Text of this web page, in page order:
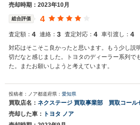
売却時期：2023年10月
総合評価 4
査定額： 4 連絡： 3 査定対応： 4 車引渡し： 4
対応はそこそこ良かったと思います。もう少し説
切だなと感じました。トヨタのディーラー系列で
た。またお願いしようと考えています。
投稿者：ノア都道府県： 愛知県
買取店名： ネクステージ 買取事業部 買取コール
売却した車：
トヨタ ノア